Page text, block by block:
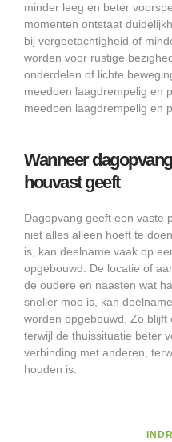
minder leeg en beter
momenten ontstaat
bij vergeetachtigheid of
worden voor rustige
onderdelen of lichte
meedoen laagdrempelig en
meedoen laagdrempelig en
Wanneer
houvast geeft
Dagopvang geeft een vaste
niet alles alleen hoeft te
is, kan deelname vaak op
opgebouwd. De locatie of
de oudere en naasten wat
sneller moe is, kan
worden opgebouwd. Zo
terwijl de thuissituatie beter
verbinding met anderen,
houden is.